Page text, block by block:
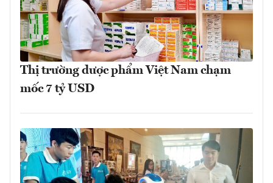
Thị trường dược phẩm Việt Nam chạm
mốc 7 tỷ USD